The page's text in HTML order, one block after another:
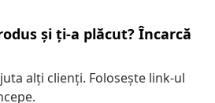
și ți-a plăcut? Încarcă
alți clienți. Folosește link-ul